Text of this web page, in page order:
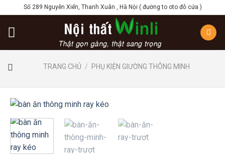
to
content
Số 289 Nguyễn Xiển, Thanh Xuân , Hà Nội ( đường to oto đỗ cửa )
TRANG CHỦ / PHỤ KIỆN GIƯỜNG THÔNG MINH